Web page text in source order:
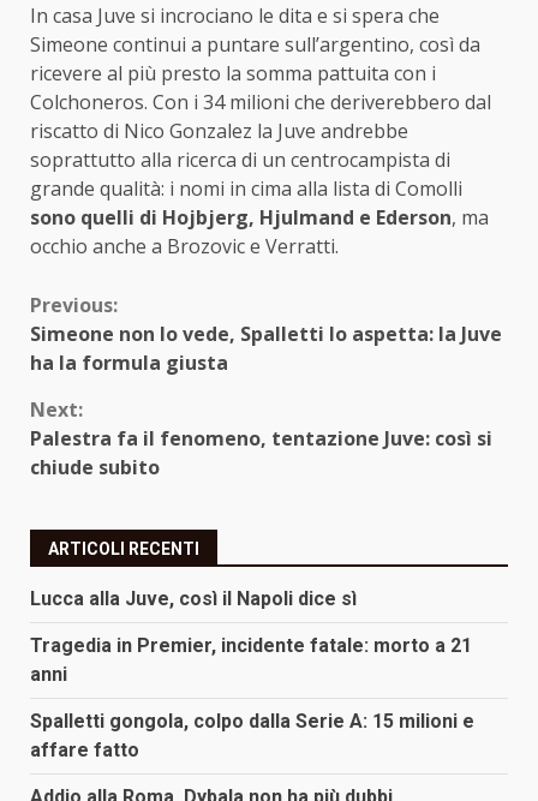
In casa Juve si incrociano le dita e si spera che
Simeone continui a puntare sull’argentino, così da
ricevere al più presto la somma pattuita con i
Colchoneros. Con i 34 milioni che deriverebbero dal
riscatto di Nico Gonzalez la Juve andrebbe
soprattutto alla ricerca di un centrocampista di
grande qualità: i nomi in cima alla lista di Comolli
sono quelli di Hojbjerg, Hjulmand e Ederson, ma
occhio anche a Brozovic e Verratti.
Continue
Reading
Previous:
Simeone non lo vede, Spalletti lo aspetta: la Juve
ha la formula giusta
Next:
Palestra fa il fenomeno, tentazione Juve: così si
chiude subito
ARTICOLI RECENTI
Lucca alla Juve, così il Napoli dice sì
Tragedia in Premier, incidente fatale: morto a 21
anni
Spalletti gongola, colpo dalla Serie A: 15 milioni e
affare fatto
Addio alla Roma, Dybala non ha più dubbi